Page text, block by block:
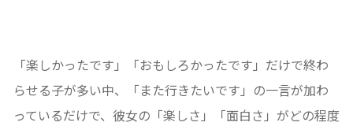
「楽しかったです」「おもしろかったです」だけで終わ
らせる子が多い中、「また行きたいです」の一言が加わ
っているだけで、彼女の「楽しさ」「面白さ」がどの程度